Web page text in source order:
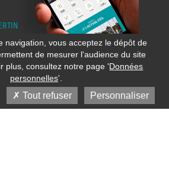
navigation, vous acceptez le dépôt de
de mesurer l'audience du site
plus, consultez notre page 'Données
personnelles'.
Tout refuser Personnaliser